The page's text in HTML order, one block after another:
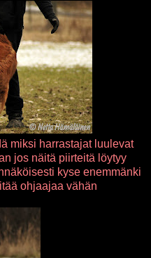
miksi harrastajat luulevat
jos näitä piirteitä löytyy
kyse enemmänki
ohjaajaa vähän